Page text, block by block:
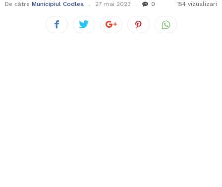
De către Municipiul Codlea 27 mai 2023 0 154 vizualizari